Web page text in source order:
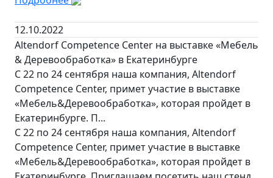
12.10.2022
Altendorf Competence Center на выставке «Мебель
& Деревообработка» в Екатеринбурге
C 22 по 24 сентября наша компания, Altendorf
Competence Center, примет участие в выставке
«Мебель&Деревообработка», которая пройдет в
Екатеринбурге. П...
C 22 по 24 сентября наша компания, Altendorf
Competence Center, примет участие в выставке
«Мебель&Деревообработка», которая пройдет в